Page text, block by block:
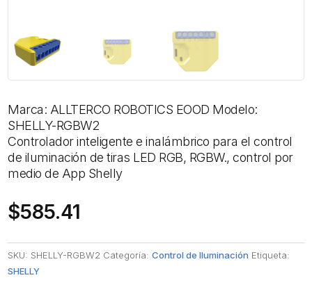
Marca: ALLTERCO ROBOTICS EOOD Modelo:
SHELLY-RGBW2
Controlador inteligente e inalámbrico para el control
de iluminación de tiras LED RGB, RGBW., control por
medio de App Shelly
$585.41
SKU: SHELLY-RGBW2 Categoría:Control de Iluminación Etiqueta:
SHELLY